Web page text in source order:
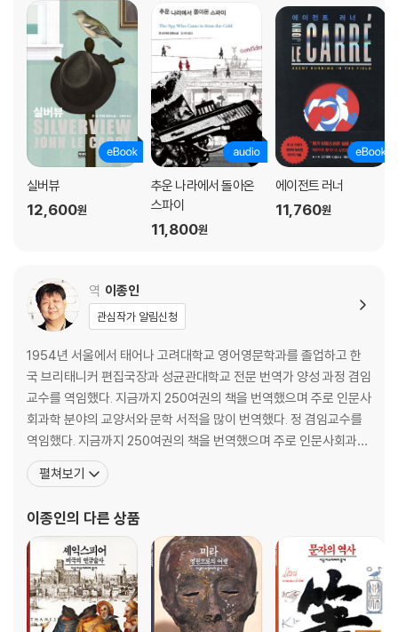
실버뷰
12,600원
추운 나라에서 돌아온
스파이
11,800원
에이전트 러너
11,760원
역 이종인
관심작가 알림신청
1954년 서울에서 태어나 고려대학교 영어영문학과를 졸업하고 한
국 브리태니커 편집국장과 성균관대학교 전문 번역가 양성 과정 겸임
교수를 역임했다. 지금까지 250여권의 책을 번역했으며 주로 인문사
회과학 분야의 교양서와 문학 서적을 많이 번역했다. 정 겸임교수를
역임했다. 지금까지 250여권의 책을 번역했으며 주로 인문사회과학
분야의 교양서와 문학 서적을 많이 번역했다. 최근에는 E. M. 포스터,
존 파울즈, 폴 오스터, 제임스 존스 등 현대 영미 작가들의 소설을 번
『지하철 헌화가』, 『살면서 마주 한
펼쳐보기
이종인의 다른 상품